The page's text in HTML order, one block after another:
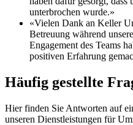
unterbrochen wurde.»
«Vielen Dank an Keller
Betreuung während
Engagement des Teams
positiven Erfahrung
Häufig gestellte
Hier finden Sie Antworten auf
unseren Dienstleistungen für